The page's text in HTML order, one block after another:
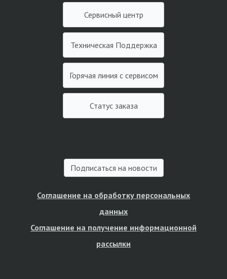
Сервисный центр
Техническая Поддержка
Горячая линия с сервисом
Статус заказа
Подписаться на новости
Соглашение на обработку персональных
данных
Соглашение на получение информационной
рассылки